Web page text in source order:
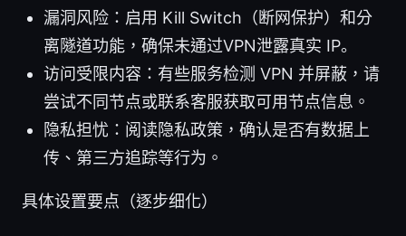
漏洞风险：启用 Kill Switch（断网保护）和分
离隧道功能，确保未通过VPN泄露真实 IP。
访问受限内容：有些服务检测 VPN 并屏蔽，请
尝试不同节点或联系客服获取可用节点信息。
隐私担忧：阅读隐私政策，确认是否有数据上
传、第三方追踪等行为。
具体设置要点（逐步细化）